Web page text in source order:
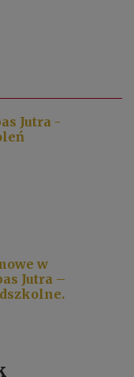
Jutra -
w
Jutra –